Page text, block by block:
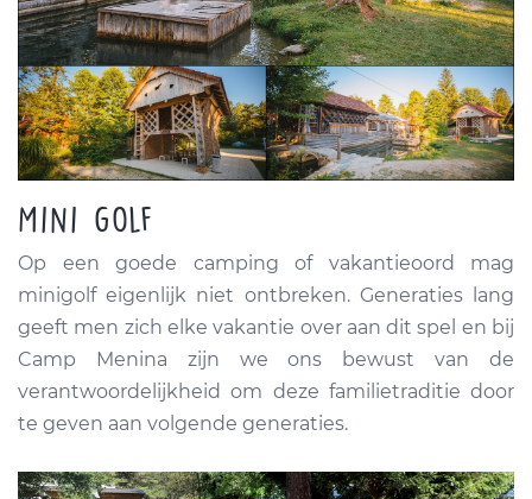
Mini golf
Op een goede camping of vakantieoord mag
minigolf eigenlijk niet ontbreken. Generaties lang
geeft men zich elke vakantie over aan dit spel en bij
Camp Menina zijn we ons bewust van de
verantwoordelijkheid om deze familietraditie door
te geven aan volgende generaties.